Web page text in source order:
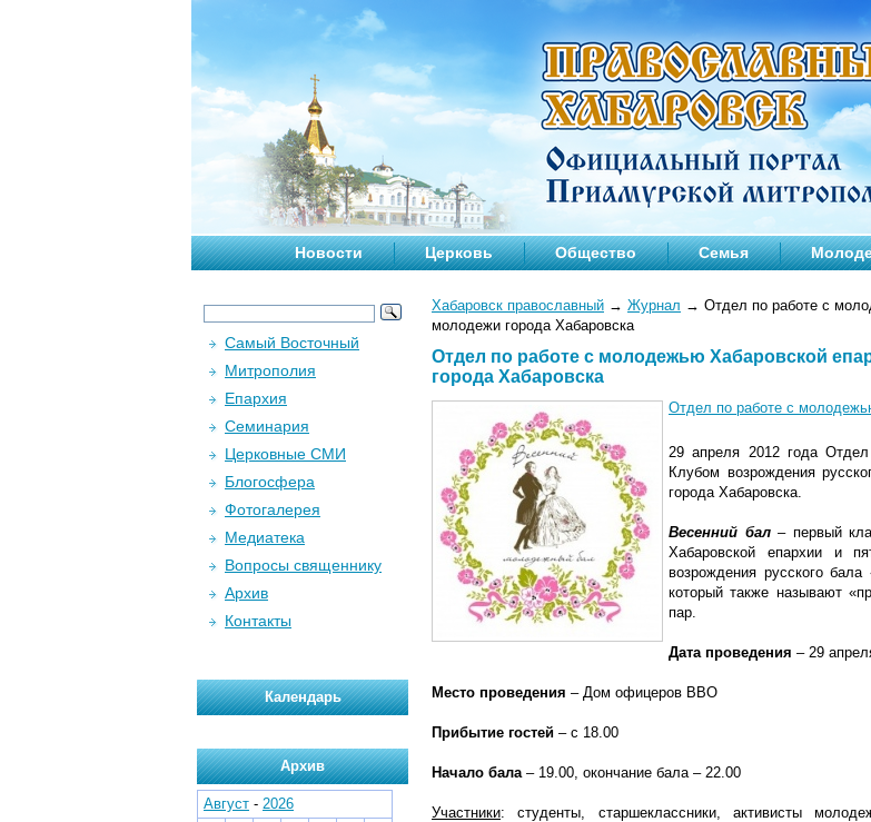
Новости Церковь Общество Семья
Хабаровск православный → Журнал → Отдел по работе с
молодежи города Хабаровска
Отдел по работе с молодежью Хабаровской
города Хабаровска
Отдел по работе с
29 апреля 2012 года
Клубом возрождения
города Хабаровска.
Весенний бал– первый
Хабаровской епархии и
возрождения русского
который также называют
пар.
Дата проведения – 29
Место проведения – Дом офицеров ВВО
Прибытие гостей – с 18.00
Начало бала– 19.00, окончание бала – 22.00
Участники: студенты, старшеклассники, активисты
Самый Восточный
Митрополия
Епархия
Семинария
Церковные СМИ
Блогосфера
Фотогалерея
Медиатека
Вопросы священнику
Архив
Контакты
Календарь
Архив
Август - 2026